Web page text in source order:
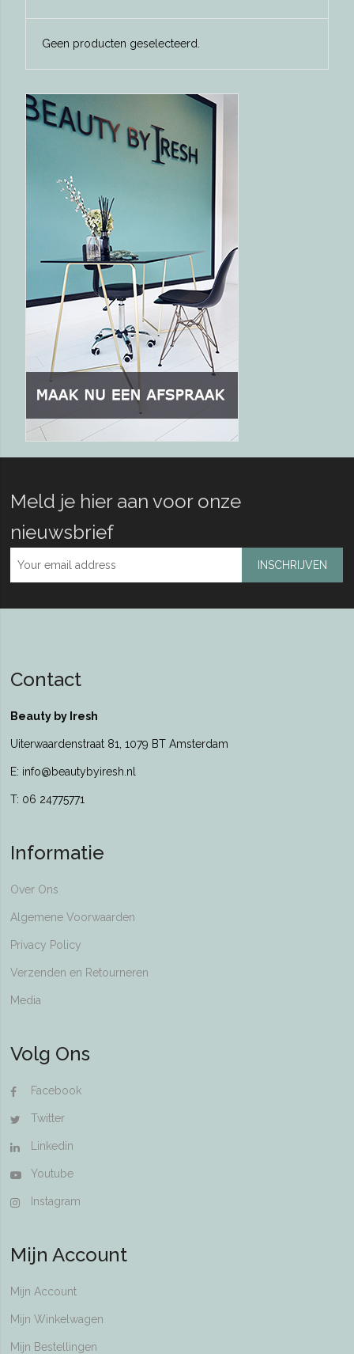
Geen producten geselecteerd.
Meld je hier aan voor onze
nieuwsbrief
INSCHRIJVEN
Contact
Beauty by Iresh
Uiterwaardenstraat 81, 1079 BT Amsterdam
E: info@beautybyiresh.nl
T: 06 24775771
Informatie
Over Ons
Algemene Voorwaarden
Privacy Policy
Verzenden en Retourneren
Media
Volg Ons
Facebook
Twitter
Linkedin
Youtube
Instagram
Mijn Account
Mijn Account
Mijn Winkelwagen
Mijn Bestellingen